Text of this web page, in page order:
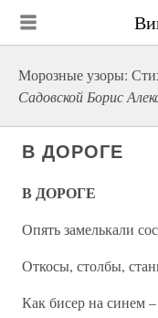
Морозные узоры:
Садовской Борис
В ДОРОГЕ
В ДОРОГЕ
Опять замелькали
Откосы, столбы,
Как бисер на синем –